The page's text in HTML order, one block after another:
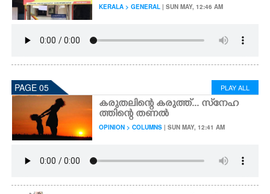
KERALA > GENERAL | SUN MAY, 12:46 AM
PAGE 05 PLAY ALL
കരുതലിന്റെ കരുത്ത്... സ്‌നേഹ
ത്തിന്റെ തണൽ
OPINION > COLUMNS | SUN MAY, 12:41 AM